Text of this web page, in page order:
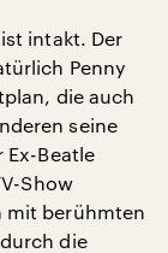
intakt. Der
Penny
die auch
seine
Beatle
Show
mit berühmten
die